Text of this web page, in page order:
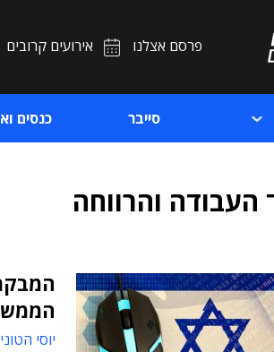
פרסם אצלנו אירועים קרובים
סייבר כנסים
והרווחה
יוסי הטוני